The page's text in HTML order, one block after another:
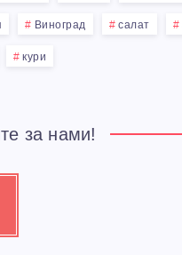
Виноград салат
кури
за нами!